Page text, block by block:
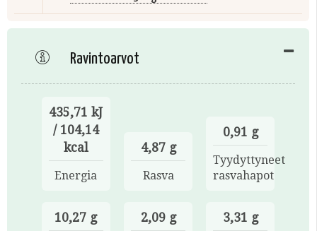
Ravintoarvot
435,71 kJ
/ 104,14
kcal
Energia
4,87 g
Rasva
0,91 g
Tyydyttyneet
rasvahapot
10,27 g 2,09 g 3,31 g